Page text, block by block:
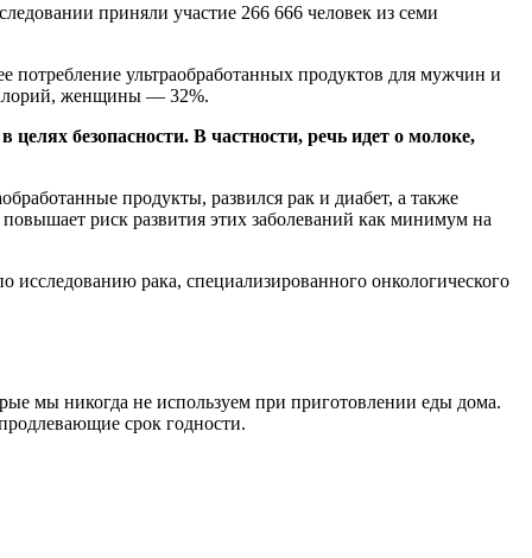
приняли участие 266 666 человек из семи
ультраобработанных продуктов для мужчин и
женщины — 32%.
безопасности. В частности, речь идет о молоке,
продукты, развился рак и диабет, а также
риск развития этих заболеваний как минимум на
рака, специализированного онкологического
мы никогда не используем при приготовлении еды дома.
срок годности.